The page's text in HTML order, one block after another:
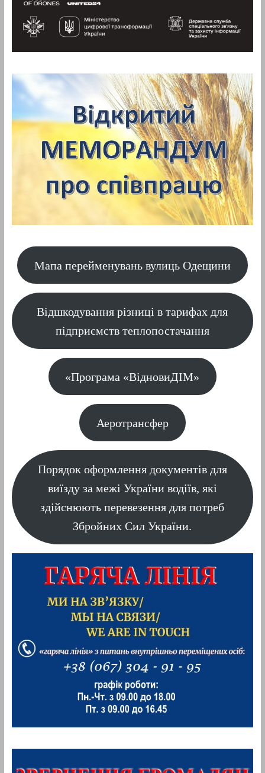
Мапа перейменувань вулиць Одещини
Відшкодування різниці в тарифах для
підприємств теплопостачання
«Програма «ВідновиДІМ»
Аеротрансфер
Порядок оформлення документів для
виїзду за межі України водіїв, які
здійснюють перевезення для потреб
Збройних Сил України.